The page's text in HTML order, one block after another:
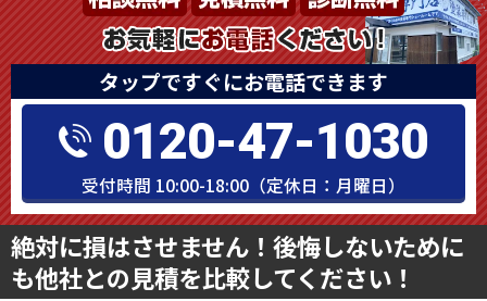
タップですぐにお電話できます
0120-47-1030
受付時間 10:00-18:00（定休日：月曜日）
絶対に損はさせません！後悔しないために
も他社との見積を比較してください！